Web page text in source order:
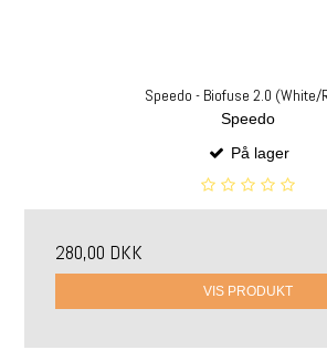
Speedo - Biofuse 2.0 (White/
Speedo
På lager
280,00 DKK
VIS PRODUKT